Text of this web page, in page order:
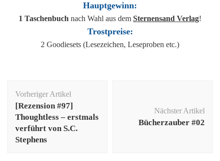
Hauptgewinn:
1 Taschenbuch nach Wahl aus dem Sternensand Verlag!
Trostpreise:
2 Goodiesets (Lesezeichen, Leseproben etc.)
Vorheriger Artikel
[Rezension #97]
Thoughtless – erstmals
verführt von S.C.
Stephens
Nächster Artikel
Bücherzauber #02